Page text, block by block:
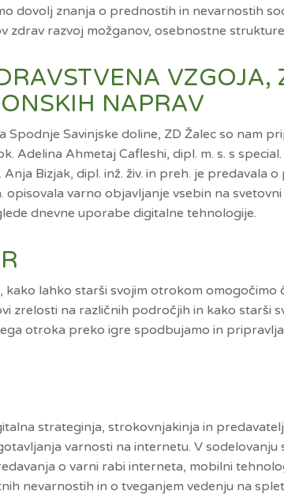
dovolj znanja o prednostih in nevarnostih
razvoj možganov, osebnostne
VZGOJA,
NAPRAV
Savinjske doline, ZD Žalec so nam
Adelina Ahmetaj Cafleshi, dipl. m. s. s
Bizjak, dipl. inž. živ. in preh. je predavala
varno objavljanje vsebin na
dnevne uporabe digitalne tehnologije.
kako lahko starši svojim otrokom omogočimo
zrelosti na različnih področjih in kako starši
otroka preko igre spodbujamo in
strateginja, strokovnjakinja in
varnosti na internetu. V sodelovanju
o varni rabi interneta, mobilni
nevarnostih in o tveganjem vedenju na